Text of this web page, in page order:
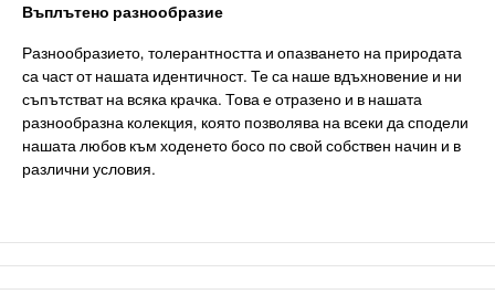
Въплътено разнообразие
Разнообразието, толерантността и опазването на природата
са част от нашата идентичност. Те са наше вдъхновение и ни
съпътстват на всяка крачка. Това е отразено и в нашата
разнообразна колекция, която позволява на всеки да сподели
нашата любов към ходенето босо по свой собствен начин и в
различни условия.